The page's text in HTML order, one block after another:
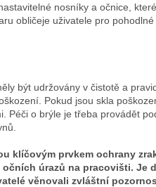
nosníky a očnice,
obličeje uživatele pro pohodlné
být udržovány v čistotě a
Pokud jsou skla
Péči o brýle je třeba provádět
klíčovým prvkem ochrany
úrazů na pracovišti. Je
věnovali zvláštní